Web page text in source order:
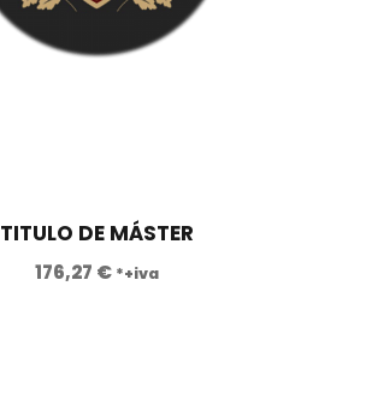
TITULO DE MÁSTER
176,27 € *+iva